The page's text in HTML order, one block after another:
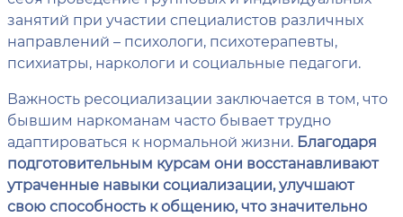
занятий при участии специалистов различных
направлений – психологи, психотерапевты,
психиатры, наркологи и социальные педагоги.
Важность ресоциализации заключается в том, что
бывшим наркоманам часто бывает трудно
адаптироваться к нормальной жизни. Благодаря
подготовительным курсам они восстанавливают
утраченные навыки социализации, улучшают
свою способность к общению, что значительно